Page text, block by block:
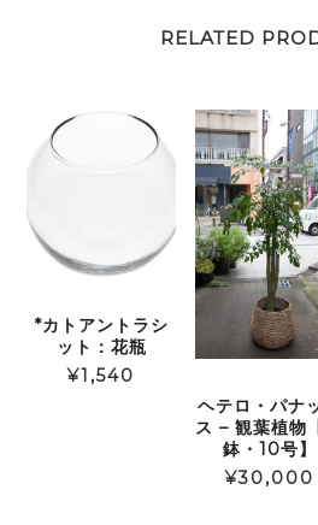
RELATED
*カトアントラシ
ット：花瓶
¥1,540
ヘテロ・パナ
ス – 観葉植物
鉢・10号】
¥30,000